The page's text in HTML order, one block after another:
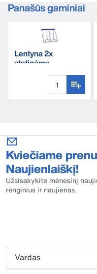
Panašūs gaminiai
Lentyna 2x
statinėms
Kviečiame
Naujienlaiškį!
Užsisakykite mėnesinį
renginius ir naujienas.
Vardas